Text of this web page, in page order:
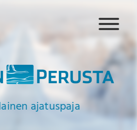
ajatuspaja
g
a